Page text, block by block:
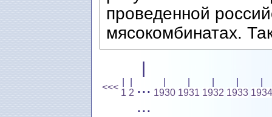
проведенной
мясокомбинатах.
<<<
1 2
|
...
...
1930 1931 1932 1933 1934